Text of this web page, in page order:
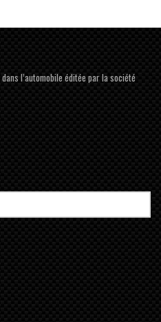
l’automobile éditée par la société